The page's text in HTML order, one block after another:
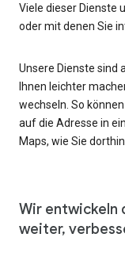
Viele dieser Dienste
oder mit denen Sie
Unsere Dienste sind
Ihnen leichter
wechseln. So
auf die Adresse in
Maps, wie Sie
Wir entwickeln
weiter,